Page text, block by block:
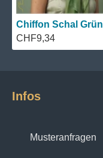
Chiffon Schal Grün
CHF9,34
Infos
Musteranfragen